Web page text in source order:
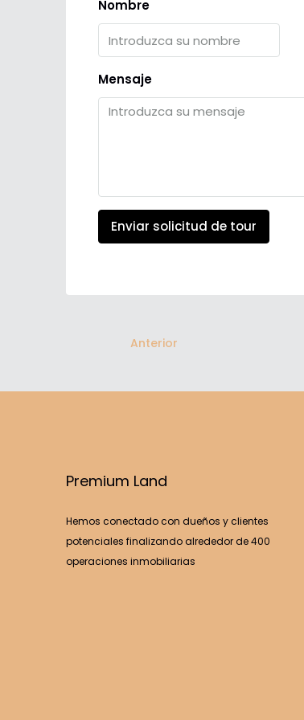
Nombre
Mensaje
Enviar solicitud de tour
Anterior
Premium Land
Hemos conectado con dueños y clientes
potenciales finalizando alrededor de 400
operaciones inmobiliarias